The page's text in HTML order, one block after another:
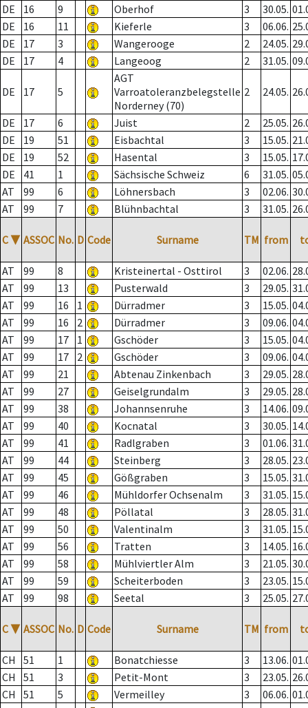
DE
16 9 Oberhof 3 30.05.
DE
16 11 Kieferle 3 06.06.
DE
17 3 Wangerooge 2 24.05.
DE
17 4 Langeoog 2 31.05.
DE 17 5
AGT
Varroatoleranzbelegstelle
Norderney (70)
2 24.05.
DE 17 6 Juist 2 25.05.
DE
19 51 Eisbachtal 3 15.05.
DE
19 52 Hasental 3 15.05.
DE
41 1 Sächsische Schweiz 6 31.05.
AT
99 6 Löhnersbach 3 02.06.
AT
99 7 Blühnbachtal 3 31.05.
C ▼ ASSOC No. D Code Surname TM from
AT 99 8 Kristeinertal - Osttirol 3 02.06.
AT
99 13 Pusterwald 3 29.05.
AT
99 16 1 Dürradmer 3 15.05.
AT
99 16 2 Dürradmer 3 09.06.
AT
99 17 1 Gschöder 3 15.05.
AT
99 17 2 Gschöder 3 09.06.
AT
99 21 Abtenau Zinkenbach 3 29.05.
AT
99 27 Geiselgrundalm 3 29.05.
AT
99 38 Johannsenruhe 3 14.06.
AT
99 40 Kocnatal 3 30.05.
AT
99 41 Radlgraben 3 01.06.
AT
99 44 Steinberg 3 28.05.
AT
99 45 Gößgraben 3 15.05.
AT
99 46 Mühldorfer Ochsenalm 3 31.05.
AT
99 48 Pöllatal 3 28.05.
AT
99 50 Valentinalm 3 31.05.
AT
99 56 Tratten 3 14.05.
AT
99 58 Mühlviertler Alm 3 21.05.
AT
99 59 Scheiterboden 3 23.05.
AT
99 98 Seetal 3 25.05.
C ▼ ASSOC No. D Code Surname TM from
CH 51 1 Bonatchiesse 3 13.06.
CH
51 3 Petit-Mont 3 23.05.
CH
51 5 Vermeilley 3 06.06.